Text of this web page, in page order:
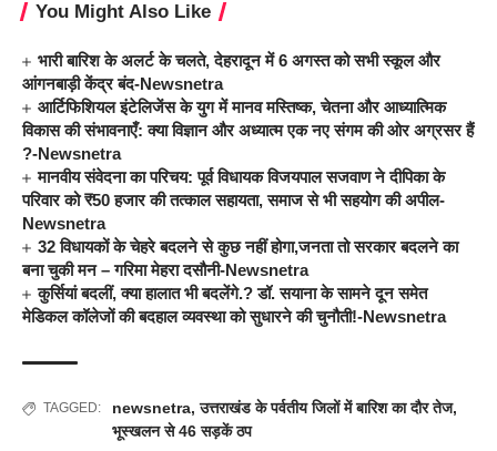
You Might Also Like
भारी बारिश के अलर्ट के चलते, देहरादून में 6 अगस्त को सभी स्कूल और
आंगनबाड़ी केंद्र बंद-Newsnetra
आर्टिफिशियल इंटेलिजेंस के युग में मानव मस्तिष्क, चेतना और आध्यात्मिक
विकास की संभावनाएँ: क्या विज्ञान और अध्यात्म एक नए संगम की ओर अग्रसर हैं
?-Newsnetra
मानवीय संवेदना का परिचय: पूर्व विधायक विजयपाल सजवाण ने दीपिका के
परिवार को ₹50 हजार की तत्काल सहायता, समाज से भी सहयोग की अपील-
Newsnetra
32 विधायकों के चेहरे बदलने से कुछ नहीं होगा,जनता तो सरकार बदलने का
बना चुकी मन – गरिमा मेहरा दसौनी-Newsnetra
कुर्सियां बदलीं, क्या हालात भी बदलेंगे.? डॉ. सयाना के सामने दून समेत
मेडिकल कॉलेजों की बदहाल व्यवस्था को सुधारने की चुनौती!-Newsnetra
TAGGED: newsnetra,उत्तराखंड के पर्वतीय जिलों में बारिश का दौर तेज,
भूस्खलन से 46 सड़कें ठप